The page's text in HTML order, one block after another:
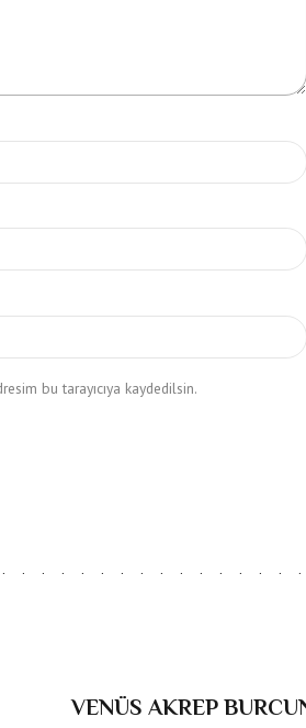
bu tarayıcıya kaydedilsin.
VENÜS AKREP